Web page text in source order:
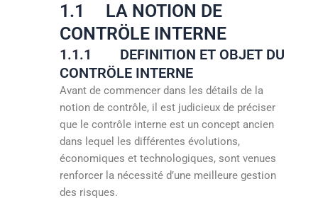
1.1 LA NOTION DE
CONTRÖLE INTERNE
1.1.1 DEFINITION ET OBJET DU
CONTRÖLE INTERNE
Avant de commencer dans les détails de la
notion de contrôle, il est judicieux de préciser
que le contrôle interne est un concept ancien
dans lequel les différentes évolutions,
économiques et technologiques, sont venues
renforcer la nécessité d’une meilleure gestion
des risques.